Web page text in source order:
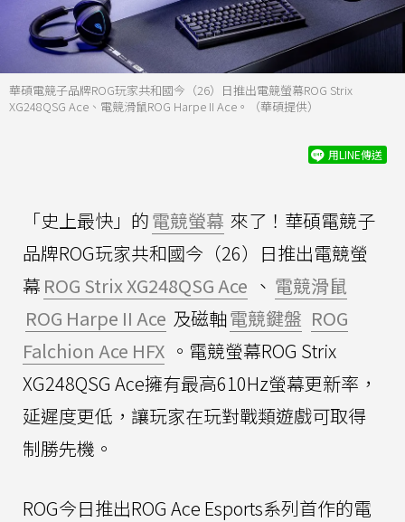
華碩電競子品牌ROG玩家共和國今（26）日推出電競螢幕ROG Strix
XG248QSG Ace、電競滑鼠ROG Harpe II Ace。（華碩提供）
用LINE傳送
「史上最快」的電競螢幕 來了！華碩電競子
品牌ROG玩家共和國今（26）日推出電競螢
幕 ROG Strix XG248QSG Ace 、 電競滑鼠
ROG Harpe II Ace 及磁軸電競鍵盤 ROG
Falchion Ace HFX 。電競螢幕ROG Strix
XG248QSG Ace擁有最高610Hz螢幕更新率，
延遲度更低，讓玩家在玩對戰類遊戲可取得
制勝先機。
ROG今日推出ROG Ace Esports系列首作的電